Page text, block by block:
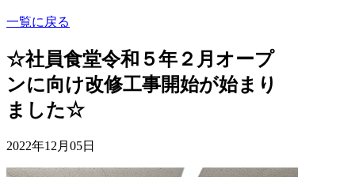
一覧に戻る
☆社員食堂令和５年２月オープ
ンに向け改修工事開始が始まり
ました☆
2022年12月05日